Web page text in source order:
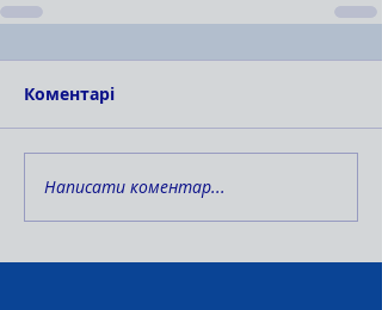
Коментарі
Написати коментар...